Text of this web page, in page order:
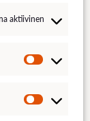
aktiivinen